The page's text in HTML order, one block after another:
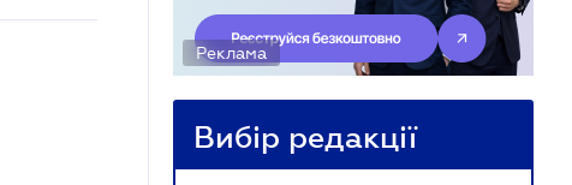
Реклама
Вибір редакції